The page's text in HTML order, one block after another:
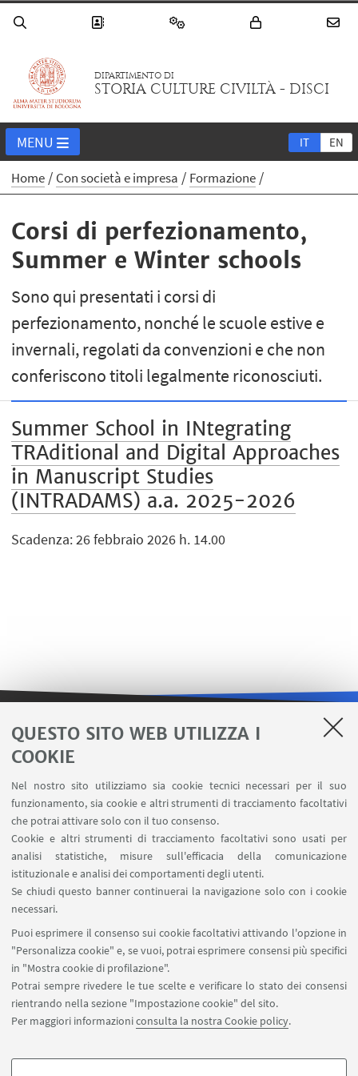
QUESTO SITO WEB UTILIZZA I
COOKIE
Nel nostro sito utilizziamo sia cookie tecnici necessari per il suo
funzionamento, sia cookie e altri strumenti di tracciamento facoltativi
che potrai attivare solo con il tuo consenso.
Cookie e altri strumenti di tracciamento facoltativi sono usati per
analisi statistiche, misure sull'efficacia della comunicazione
istituzionale e analisi dei comportamenti degli utenti.
Se chiudi questo banner continuerai la navigazione solo con i cookie
necessari.
Puoi esprimere il consenso sui cookie facoltativi attivando l'opzione in
"Personalizza cookie" e, se vuoi, potrai esprimere consensi più specifici
in "Mostra cookie di profilazione".
Potrai sempre rivedere le tue scelte e verificare lo stato dei consensi
rientrando nella sezione "Impostazione cookie" del sito.
Per maggiori informazioniconsulta la nostra Cookie policy.
DIPARTIMENTO DI
STORIA CULTURE CIVILTÀ - DISCI
IT EN
MENU
Home Con società e impresa Formazione
Corsi di perfezionamento,
Summer e Winter schools
Sono qui presentati i corsi di
perfezionamento, nonché le scuole estive e
invernali, regolati da convenzioni e che non
conferiscono titoli legalmente riconosciuti.
Summer School in INtegrating
TRAditional and Digital Approaches
in Manuscript Studies
(INTRADAMS) a.a. 2025-2026
Scadenza: 26 febbraio 2026 h. 14.00
LINK UTILI
Contatti
Carta dei servizi
SEGUI IL DIPARTIMENTO SU:
SEGUI UNIBO SU:
APP: